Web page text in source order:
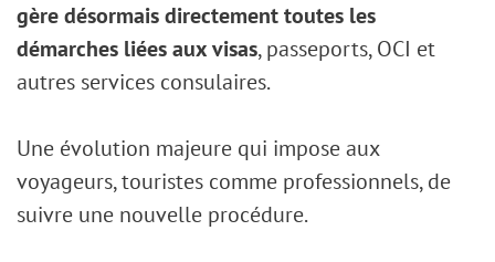
gère désormais directement toutes les
démarches liées aux visas, passeports, OCI et
autres services consulaires.
Une évolution majeure qui impose aux
voyageurs, touristes comme professionnels, de
suivre une nouvelle procédure.